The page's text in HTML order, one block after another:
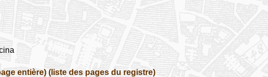
entière) (liste des pages du registre)